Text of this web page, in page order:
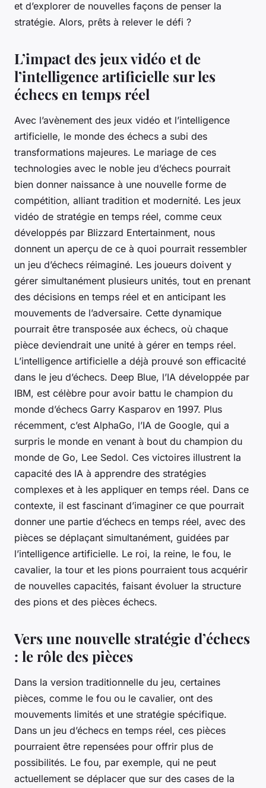
et d’explorer de nouvelles façons de penser la
stratégie. Alors, prêts à relever le défi ?
L’impact des jeux vidéo et de
l’intelligence artificielle sur les
échecs en temps réel
Avec l’avènement des jeux vidéo et l’intelligence
artificielle, le monde des échecs a subi des
transformations majeures. Le mariage de ces
technologies avec le noble jeu d’échecs pourrait
bien donner naissance à une nouvelle forme de
compétition, alliant tradition et modernité. Les jeux
vidéo de stratégie en temps réel, comme ceux
développés par Blizzard Entertainment, nous
donnent un aperçu de ce à quoi pourrait ressembler
un jeu d’échecs réimaginé. Les joueurs doivent y
gérer simultanément plusieurs unités, tout en prenant
des décisions en temps réel et en anticipant les
mouvements de l’adversaire. Cette dynamique
pourrait être transposée aux échecs, où chaque
pièce deviendrait une unité à gérer en temps réel.
L’intelligence artificielle a déjà prouvé son efficacité
dans le jeu d’échecs. Deep Blue, l’IA développée par
IBM, est célèbre pour avoir battu le champion du
monde d’échecs Garry Kasparov en 1997. Plus
récemment, c’est AlphaGo, l’IA de Google, qui a
surpris le monde en venant à bout du champion du
monde de Go, Lee Sedol. Ces victoires illustrent la
capacité des IA à apprendre des stratégies
complexes et à les appliquer en temps réel. Dans ce
contexte, il est fascinant d’imaginer ce que pourrait
donner une partie d’échecs en temps réel, avec des
pièces se déplaçant simultanément, guidées par
l’intelligence artificielle. Le roi, la reine, le fou, le
cavalier, la tour et les pions pourraient tous acquérir
de nouvelles capacités, faisant évoluer la structure
des pions et des pièces échecs.
Vers une nouvelle stratégie d’échecs
: le rôle des pièces
Dans la version traditionnelle du jeu, certaines
pièces, comme le fou ou le cavalier, ont des
mouvements limités et une stratégie spécifique.
Dans un jeu d’échecs en temps réel, ces pièces
pourraient être repensées pour offrir plus de
possibilités. Le fou, par exemple, qui ne peut
actuellement se déplacer que sur des cases de la